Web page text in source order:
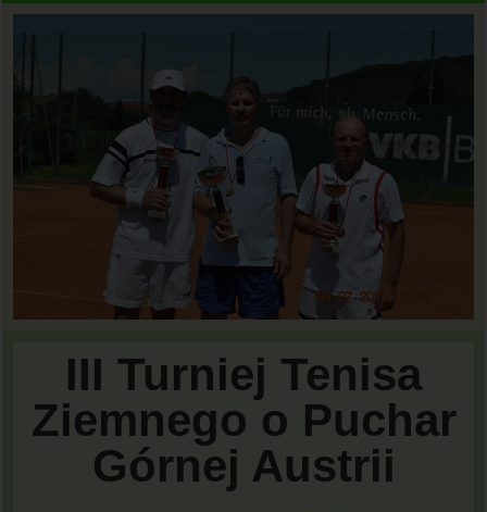
III Turniej Tenisa
Ziemnego o Puchar
Górnej Austrii